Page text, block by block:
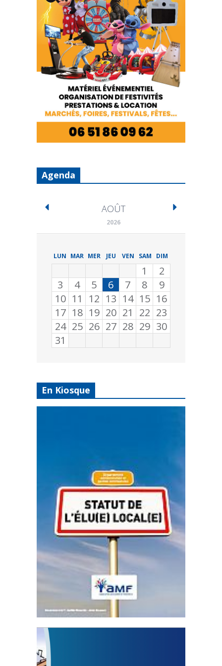
Agenda
AOÛT
2026
LUN MAR MER JEU VEN SAM DIM
1
2
3
4 5 6 7 8
9
10 11 12 13 14 15 16
17 18 19 20 21 22 23
24 25 26 27 28 29 30
31
En Kiosque
Statut de l’élu local
3 avril 2024
Mise à jour avril 2024